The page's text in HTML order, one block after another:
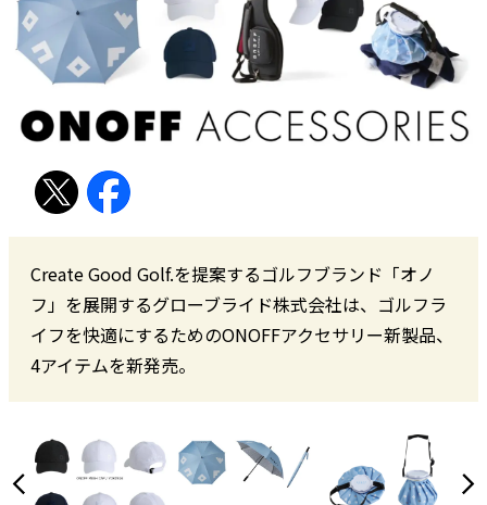
Create Good Golf.を提案するゴルフブランド「オノ
フ」を展開するグローブライド株式会社は、ゴルフラ
イフを快適にするためのONOFFアクセサリー新製品、
4アイテムを新発売。